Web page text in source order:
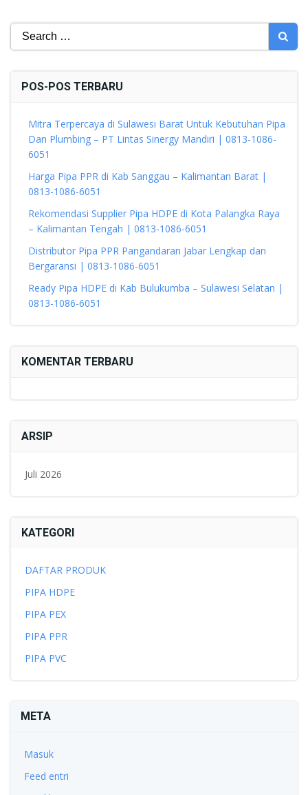
NAVIGATION
Search
POS-POS TERBARU
Mitra Terpercaya di Sulawesi Barat Untuk Kebutuhan Pipa
Dan Plumbing – PT Lintas Sinergy Mandiri | 0813-1086-
6051
Harga Pipa PPR di Kab Sanggau – Kalimantan Barat |
0813-1086-6051
Rekomendasi Supplier Pipa HDPE di Kota Palangka Raya
– Kalimantan Tengah | 0813-1086-6051
Distributor Pipa PPR Pangandaran Jabar Lengkap dan
Bergaransi | 0813-1086-6051
Ready Pipa HDPE di Kab Bulukumba – Sulawesi Selatan |
0813-1086-6051
KOMENTAR TERBARU
ARSIP
Juli 2026
KATEGORI
DAFTAR PRODUK
PIPA HDPE
PIPA PEX
PIPA PPR
PIPA PVC
META
Masuk
Feed entri